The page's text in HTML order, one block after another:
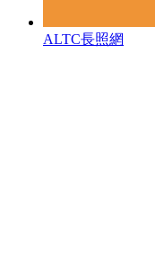
ALTC長照網